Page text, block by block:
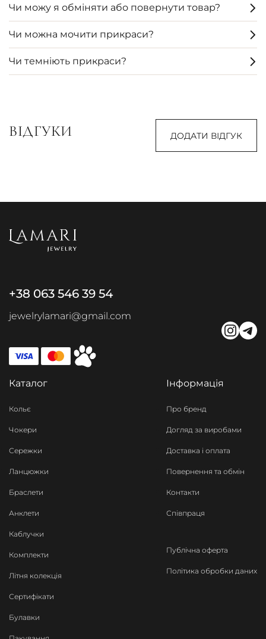
Чи можу я обміняти або повернути товар?
Чи можна мочити прикраси?
Чи темніють прикраси?
ВІДГУКИ ДОДАТИ ВІДГУК
+38 063 546 39 54
jewelrylamari@gmail.com
Каталог
Кольє
Чокери
Сережки
Ланцюжки
Браслети
Анклети
Каблучки
Комплекти
Літня колекція
Сертифікати
Булавки
Інформація
Про бренд
Догляд за виробами
Доставка і оплата
Повернення та обмін
Контакти
Співпраця
Публічна оферта
Політика обробки даних